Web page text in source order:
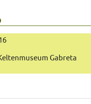
Gabreta